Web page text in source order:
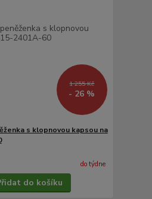
1 255 Kč
- 26 %
s klopnovou kapsou na
do týdne
do košíku